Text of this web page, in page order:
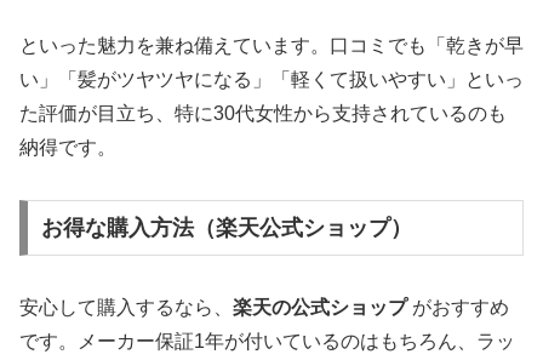
といった魅力を兼ね備えています。口コミでも「乾きが早
い」「髪がツヤツヤになる」「軽くて扱いやすい」といっ
た評価が目立ち、特に30代女性から支持されているのも
納得です。
お得な購入方法（楽天公式ショップ）
安心して購入するなら、 楽天の公式ショップがおすすめ
です。メーカー保証1年が付いているのはもちろん、ラッ